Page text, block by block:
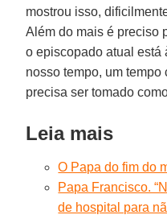
mostrou isso,
Além do mais é preciso
o episcopado atual está
nosso tempo, um
precisa ser tomado
Leia mais
O Papa do fim do
Papa Francisco.
de hospital para